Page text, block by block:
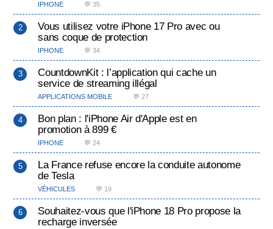
IPHONE 💬 35
Vous utilisez votre iPhone 17 Pro avec ou
sans coque de protection
IPHONE 💬 34
CountdownKit : l’application qui cache un
service de streaming illégal
APPLICATIONS MOBILE 💬 27
Bon plan : l'iPhone Air d'Apple est en
promotion à 899 €
IPHONE 💬 24
La France refuse encore la conduite autonome
de Tesla
VÉHICULES 💬 19
Souhaitez-vous que l'iPhone 18 Pro propose la
recharge inversée